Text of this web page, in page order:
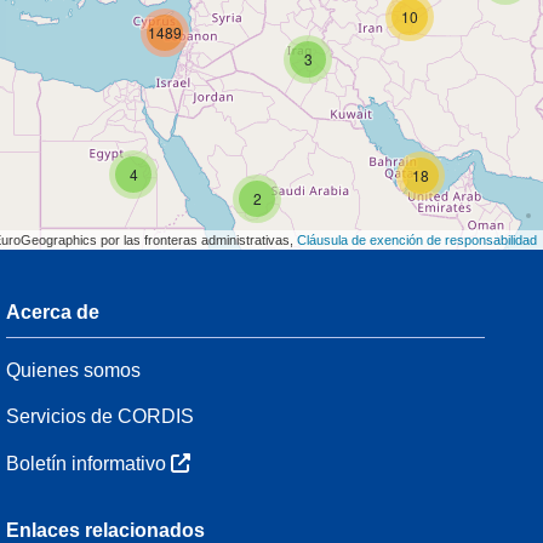
2
18
4
3
10
1489
por las fronteras administrativas, Cláusula de exención de responsabilidad
Acerca de
Quienes somos
Servicios de CORDIS
Boletín informativo
Enlaces relacionados